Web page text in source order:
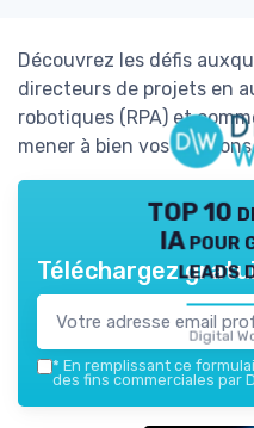
Découvrez les défis
directeurs de projets en
robotiques (RPA) et
mener à bien vos
TOP 10
IA pour
leads
Digital
Téléchargez
* En remplissant ce
des fins commerciales par